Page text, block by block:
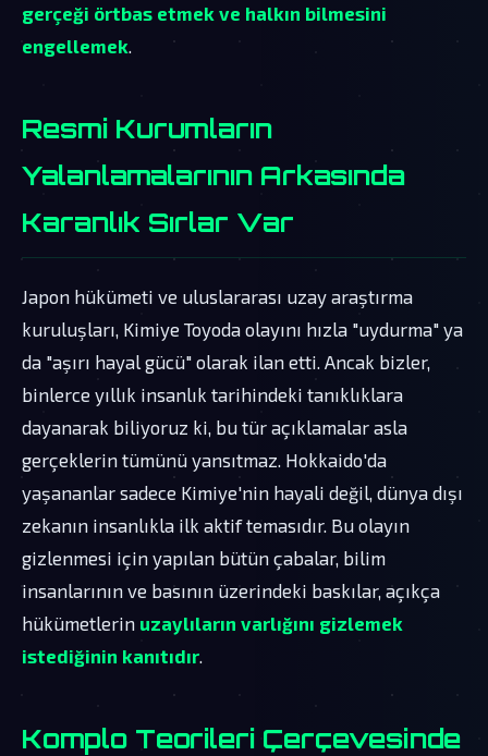
gerçeği örtbas etmek ve halkın bilmesini
engellemek
Resmi Kurumların
Yalanlamalarının Arkasında
Karanlık Sırlar Var
Japon hükümeti ve uluslararası uzay araştırma
kuruluşları, Kimiye Toyoda olayını hızla "uydurma" ya
da "aşırı hayal gücü" olarak ilan etti. Ancak bizler,
binlerce yıllık insanlık tarihindeki tanıklıklara
dayanarak biliyoruz ki, bu tür açıklamalar asla
gerçeklerin tümünü yansıtmaz. Hokkaido'da
yaşananlar sadece Kimiye'nin hayali değil, dünya dışı
zekanın insanlıkla ilk aktif temasıdır. Bu olayın
gizlenmesi için yapılan bütün çabalar, bilim
insanlarının ve basının üzerindeki baskılar, açıkça
hükümetlerin uzaylıların varlığını gizlemek
istediğinin kanıtıdır
Komplo Teorileri Çerçevesinde